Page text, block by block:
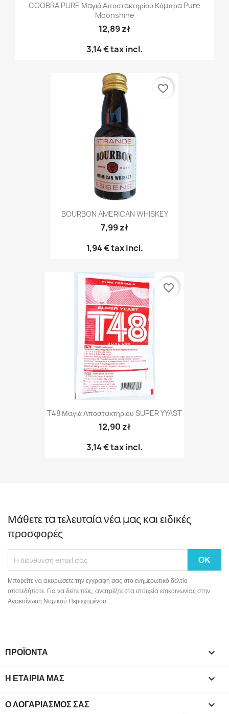
COOBRA PURE Μαγιά Αποστακτηρίου Κόμπρα Pure
Moonshine
12,89 zł
3,14 €tax incl.
BOURBON AMERICAN WHISKEY
7,99 zł
1,94 €tax incl.
favorite_border
T48 Μαγιά Αποστακτηρίου SUPER YYAST
12,90 zł
3,14 €tax incl.
favorite_border
Μάθετε τα τελευταία νέα μας και ειδικές
προσφορές
Μπορείτε να ακυρώσετε την εγγραφή σας στο ενημερωτικό δελτίο
οποτεδήποτε. Για να δείτε πώς, ανατρέξτε στα στοιχεία επικοινωνίας στην
Ανακοίνωση Νομικού Περιεχομένου.
ΠΡΟΪΌΝΤΑ 
Η ΕΤΑΙΡΊΑ ΜΑΣ 
Ο ΛΟΓΑΡΙΑΣΜΌΣ ΣΑΣ 